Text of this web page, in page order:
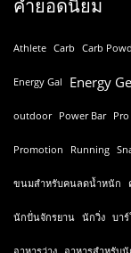
คำยอดนิยม
Athlete Carb Carb
Energy Gal Energy
outdoor Power Bar Pro
Promotion Running
ขนมสำหรับคนลดน้ำหนัก
นักปั่นจักรยาน นักวิ่ง บา